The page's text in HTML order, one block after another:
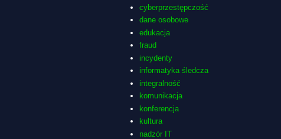
cyberprzestępczość
dane osobowe
edukacja
fraud
incydenty
informatyka śledcza
integralność
komunikacja
konferencja
kultura
nadzór IT